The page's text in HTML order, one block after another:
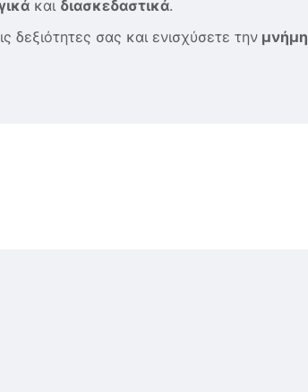
και διασκεδαστικά.
δεξιότητες σας και ενισχύσετε τηνμνήμη